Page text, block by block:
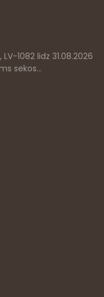
1082 lidz 31.08.2026
sekos...